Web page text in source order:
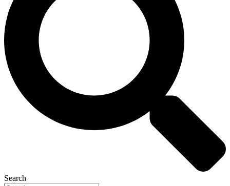
Search